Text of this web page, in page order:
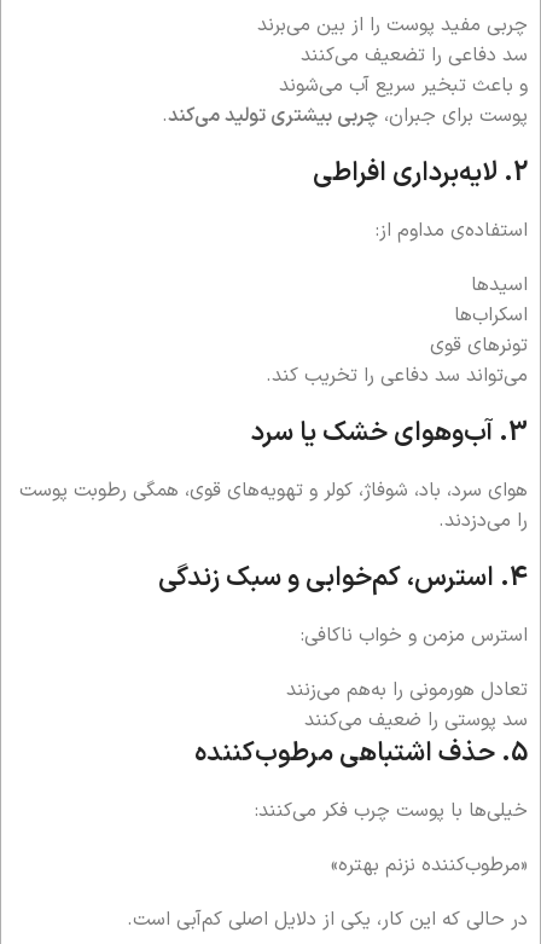
چربی مفید پوست را از بین می‌برند
سد دفاعی را تضعیف می‌کنند
و باعث تبخیر سریع آب می‌شوند
پوست برای جبران، چربی بیشتری تولید می‌کند.
2. لایه‌برداری افراطی
استفاده‌ی مداوم از:
اسیدها
اسکراب‌ها
تونرهای قوی
می‌تواند سد دفاعی را تخریب کند.
3. آب‌وهوای خشک یا سرد
هوای سرد، باد، شوفاژ، کولر و تهویه‌های قوی، همگی رطوبت پوست
را می‌دزدند.
4. استرس، کم‌خوابی و سبک زندگی
استرس مزمن و خواب ناکافی:
تعادل هورمونی را به‌هم می‌زنند
سد پوستی را ضعیف می‌کنند
5. حذف اشتباهی مرطوب‌کننده
خیلی‌ها با پوست چرب فکر می‌کنند:
«مرطوب‌کننده نزنم بهتره»
در حالی که این کار، یکی از دلایل اصلی کم‌آبی است.